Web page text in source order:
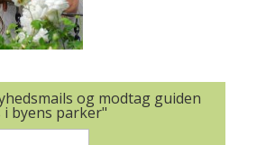
og modtag guiden
byens parker"